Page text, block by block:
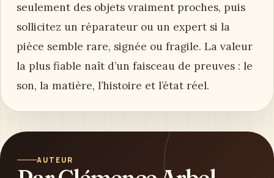
seulement des objets vraiment proches, puis
sollicitez un réparateur ou un expert si la
pièce semble rare, signée ou fragile. La valeur
la plus fiable naît d’un faisceau de preuves : le
son, la matière, l’histoire et l’état réel.
AUTEUR